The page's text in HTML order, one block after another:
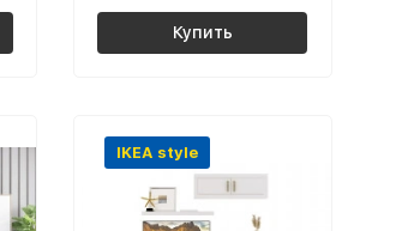
Купить
IKEA style